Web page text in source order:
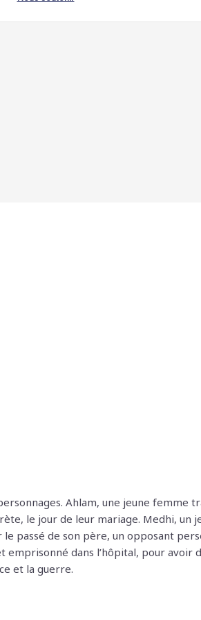
Ahlam, une jeune femme
le jour de leur mariage. Medhi, un
passé de son père, un opposant
emprisonné dans l’hôpital, pour avoir
et la guerre.